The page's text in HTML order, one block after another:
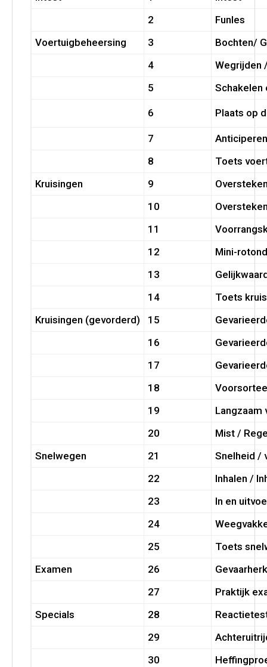
2
Funles
Voertuigbeheersing
3
Bochten/
4
Wegrijden
5
Schakelen
6 Plaats op
7
8
Toets
Kruisingen
9
10
11
12
Mini-
13
14
Toets
Kruisingen (gevorderd)
15
16
17
18
19
Langzaam
20
Mist /
Snelwegen
21
Snelheid /
22
Inhalen /
23
In en
24
25
Toets
Examen
26
27
Praktijk
Specials
28
29
30